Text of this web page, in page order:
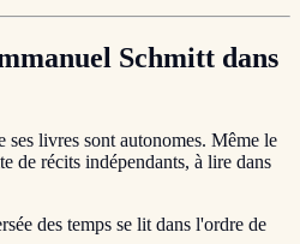
Schmitt dans
ses livres sont autonomes. Même le
de récits indépendants, à lire dans
des temps se lit dans l'ordre de